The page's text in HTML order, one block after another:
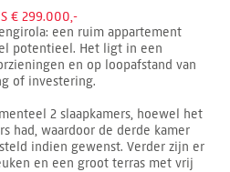
€ 299.000,-
een ruim appartement
potentieel. Het ligt in een
en op loopafstand van
of investering.
2 slaapkamers, hoewel het
had, waardoor de derde kamer
indien gewenst. Verder zijn er
en een groot terras met vrij